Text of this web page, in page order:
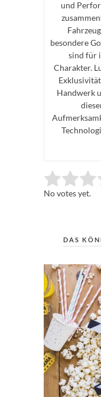
und
besondere
sind für
Charakter.
Handwerk
Rate this item:
No votes yet.
DAS